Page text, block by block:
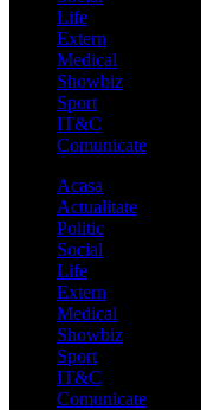
Life
Extern
Medical
Showbiz
Sport
IT&C
Comunicate
Acasa
Actualitate
Politic
Social
Life
Extern
Medical
Showbiz
Sport
IT&C
Comunicate